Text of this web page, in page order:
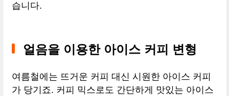
습니다.
얼음을 이용한 아이스 커피 변형
여름철에는 뜨거운 커피 대신 시원한 아이스 커피
가 당기죠. 커피 믹스로도 간단하게 맛있는 아이스